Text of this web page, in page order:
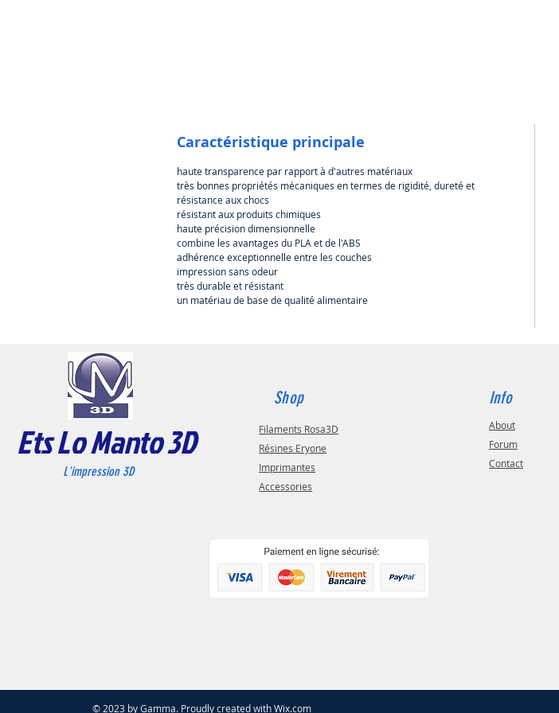
Caractéristique principale
haute transparence par rapport à d'autres matériaux
très bonnes propriétés mécaniques en termes de rigidité, dureté et
résistance aux chocs
résistant aux produits chimiques
haute précision dimensionnelle
combine les avantages du PLA et de l'ABS
adhérence exceptionnelle entre les couches
impression sans odeur
très durable et résistant
un matériau de base de qualité alimentaire
Ets Lo Manto 3D
L'impression 3D
Shop
Filaments Rosa3D
Résines Eryone
Imprimantes
Accessories
Info
About
Forum
Contact
© 2023 by Gamma. Proudly created withWix.com